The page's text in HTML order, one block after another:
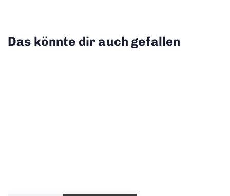
Das könnte dir auch gefallen